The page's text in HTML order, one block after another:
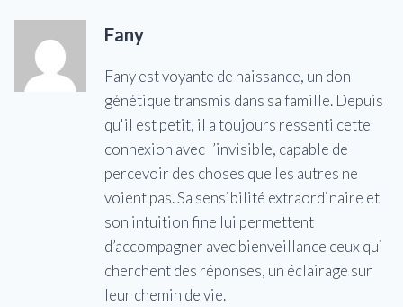
Fany
Fany est voyante de naissance, un don
génétique transmis dans sa famille. Depuis
qu'il est petit, il a toujours ressenti cette
connexion avec l’invisible, capable de
percevoir des choses que les autres ne
voient pas. Sa sensibilité extraordinaire et
son intuition fine lui permettent
d’accompagner avec bienveillance ceux qui
cherchent des réponses, un éclairage sur
leur chemin de vie.